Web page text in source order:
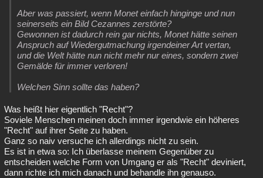
Aber was passiert, wenn Monet einfach hinginge und nun
seinerseits ein Bild Cezannes zerstörte?
Gewonnen ist dadurch rein gar nichts, Monet hätte seinen
Anspruch auf Wiedergutmachung irgendeiner Art vertan,
und die Welt hätte nun nicht mehr nur eines, sondern zwei
Gemälde für immer verloren!
Welchen Sinn sollte das haben?
Was heißt hier eigentlich "Recht"?
Soviele Menschen meinen doch immer irgendwie ein höheres
"Recht" auf ihrer Seite zu haben.
Ganz so naiv versuche ich allerdings nicht zu sein.
Es ist in etwa so: Ich überlasse meinem Gegenüber zu
entscheiden welche Form von Umgang er als "Recht" deviniert,
dann richte ich mich danach und behandle ihn genauso.